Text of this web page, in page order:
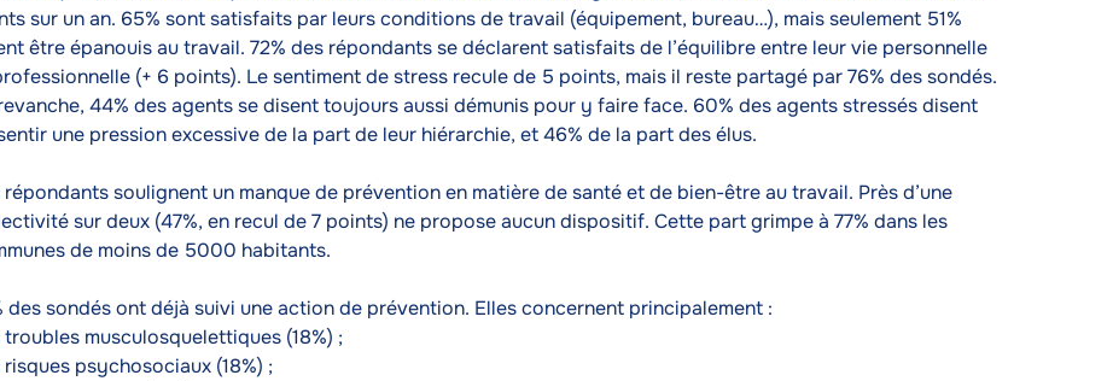
sur un an. 65% sont satisfaits par leurs conditions de travail (équipement, bureau…), mais seulement 51%
être épanouis au travail. 72% des répondants se déclarent satisfaits de l’équilibre entre leur vie personnelle
(+ 6 points). Le sentiment de stress recule de 5 points, mais il reste partagé par 76% des sondés.
44% des agents se disent toujours aussi démunis pour y faire face. 60% des agents stressés disent
une pression excessive de la part de leur hiérarchie, et 46% de la part des élus.
répondants soulignent un manque de prévention en matière de santé et de bien-être au travail. Près d’une
sur deux (47%, en recul de 7 points) ne propose aucun dispositif. Cette part grimpe à 77% dans les
de moins de 5000 habitants.
des sondés ont déjà suivi une action de prévention. Elles concernent principalement :
troubles musculosquelettiques (18%) ;
risques psychosociaux (18%) ;